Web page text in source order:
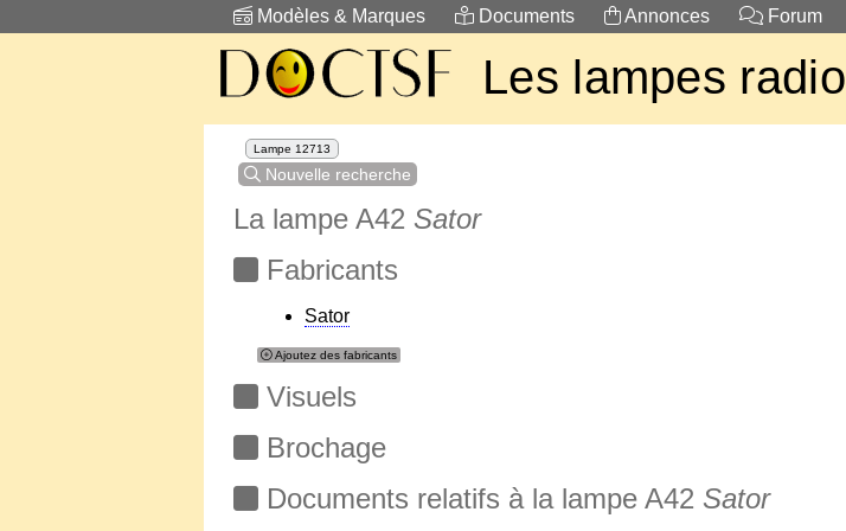
Modèles & Marques Documents Annonces Forum
Les lampes radio
Lampe 12713
Nouvelle recherche
La lampe A42 Sator
Fabricants
Sator
Ajoutez des fabricants
Visuels
Brochage
Documents relatifs à la lampe A42 Sator